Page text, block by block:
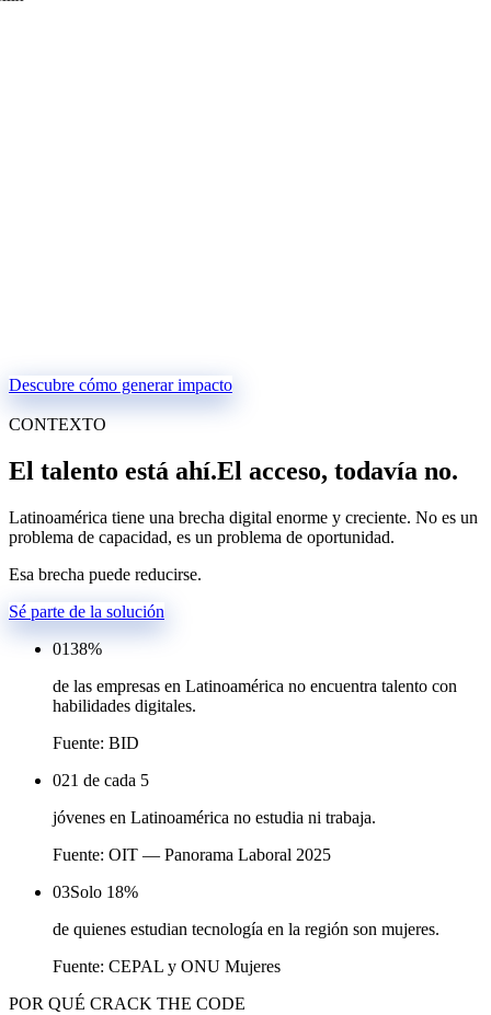
Descubre cómo generar impacto
CONTEXTO
El talento está ahí.El acceso, todavía no.
Latinoamérica tiene una brecha digital enorme y creciente. No es un
problema de capacidad, es un problema de oportunidad.
Esa brecha puede reducirse.
Sé parte de la solución
0138%
de las empresas en Latinoamérica no encuentra talento con
habilidades digitales.
Fuente: BID
021 de cada 5
jóvenes en Latinoamérica no estudia ni trabaja.
Fuente: OIT — Panorama Laboral 2025
03Solo 18%
de quienes estudian tecnología en la región son mujeres.
Fuente: CEPAL y ONU Mujeres
POR QUÉ CRACK THE CODE